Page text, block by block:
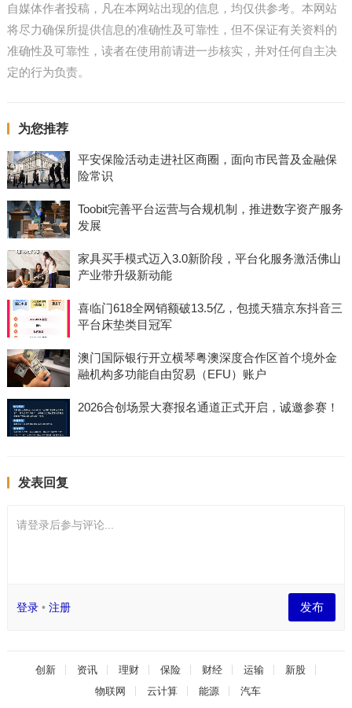
自媒体作者投稿，凡在本网站出现的信息，均仅供参考。本网站
将尽力确保所提供信息的准确性及可靠性，但不保证有关资料的
准确性及可靠性，读者在使用前请进一步核实，并对任何自主决
定的行为负责。
为您推荐
平安保险活动走进社区商圈，面向市民普及金融保
险常识
Toobit完善平台运营与合规机制，推进数字资产服务
发展
家具买手模式迈入3.0新阶段，平台化服务激活佛山
产业带升级新动能
喜临门618全网销额破13.5亿，包揽天猫京东抖音三
平台床垫类目冠军
澳门国际银行开立横琴粤澳深度合作区首个境外金
融机构多功能自由贸易（EFU）账户
2026合创场景大赛报名通道正式开启，诚邀参赛！
发表回复
请登录后参与评论...
登录• 注册 发布
创新 资讯 理财 保险 财经 运输
新股
物联网
云计算 能源 汽车